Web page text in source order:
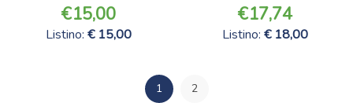
15,00
Listino: 15,00
17,74
Listino: 18,00
1 2